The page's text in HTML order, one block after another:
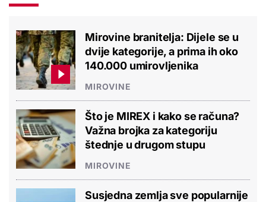
Mirovine branitelja: Dijele se u
dvije kategorije, a prima ih oko
140.000 umirovljenika
MIROVINE
Što je MIREX i kako se računa?
Važna brojka za kategoriju
štednje u drugom stupu
MIROVINE
Susjedna zemlja sve popularnije